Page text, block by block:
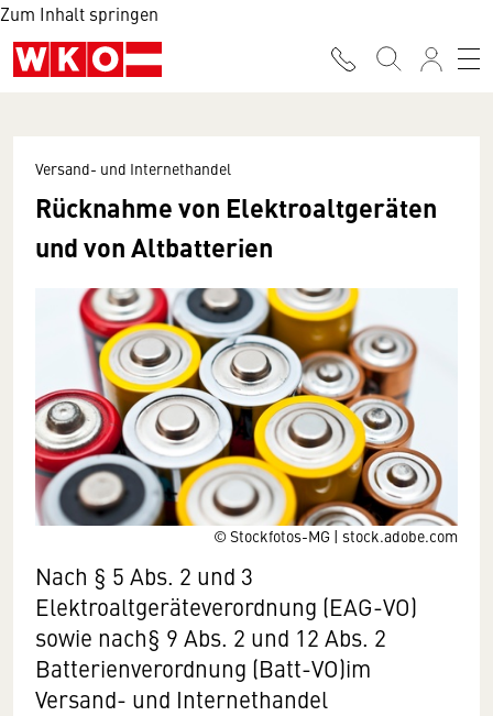
Zum Inhalt springen
© Stockfotos-MG | stock.adobe.com
Versand- und Internethandel
Rücknahme von Elektroaltgeräten
und von Altbatterien
Nach § 5 Abs. 2 und 3
Elektroaltgeräteverordnung (EAG-VO)
sowie nach§ 9 Abs. 2 und 12 Abs. 2
Batterienverordnung (Batt-VO)im
Versand- und Internethandel